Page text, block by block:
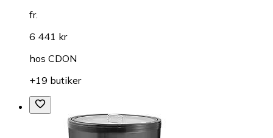
fr.
6 441 kr
hos CDON
+19 butiker